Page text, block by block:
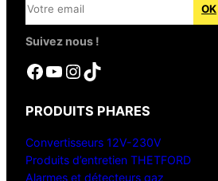
Suivez nous !
Facebook YouTube InstagramTikTok
PRODUITS PHARES
Convertisseurs 12V-230V
Produits d’entretien THETFORD
Alarmes et détecteurs gaz